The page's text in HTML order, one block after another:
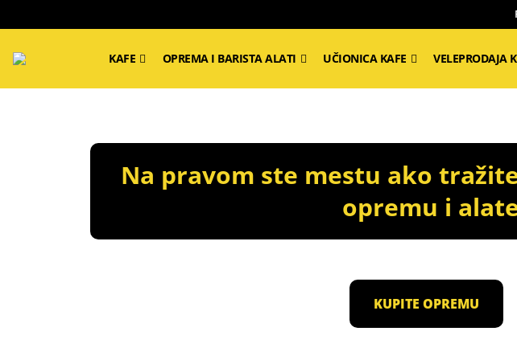
KAFE OPREMA I BARISTA ALATI UČIONICA KAFE VELEPRODAJA
Na pravom ste mestu ako
opremu i
KUPITE OPREMU